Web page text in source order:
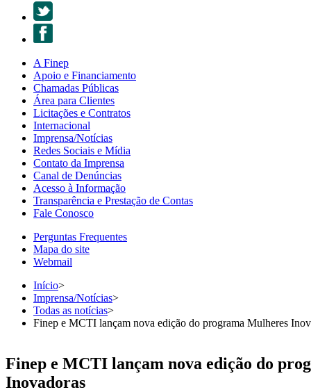
A Finep
Apoio e Financiamento
Chamadas Públicas
Área para Clientes
Licitações e Contratos
Internacional
Imprensa/Notícias
Redes Sociais e Mídia
Contato da Imprensa
Canal de Denúncias
Acesso à Informação
Transparência e Prestação de Contas
Fale Conosco
Perguntas Frequentes
Mapa do site
Webmail
Início>
Imprensa/Notícias>
Todas as notícias>
Finep e MCTI lançam nova edição do programa Mulheres
Finep e MCTI lançam nova edição do
Inovadoras